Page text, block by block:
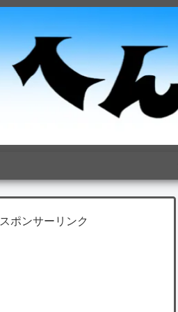
スポンサーリンク